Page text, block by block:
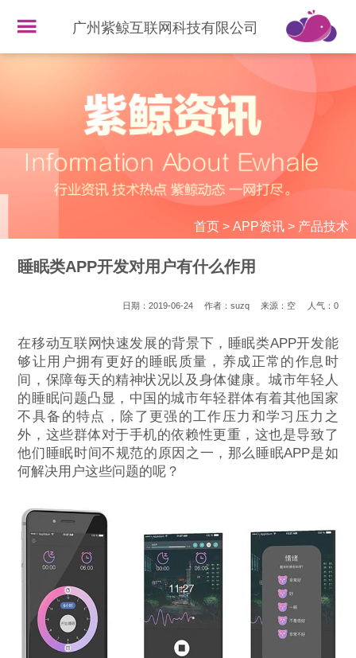
广州紫鲸互联网科技有限公司
首页> APP资讯> 产品技术
睡眠类APP开发对用户有什么作用
日期：2019-06-24 作者：suzq 来源：空 人气： 0
在移动互联网快速发展的背景下，睡眠类APP开发能
够让用户拥有更好的睡眠质量，养成正常的作息时
间，保障每天的精神状况以及身体健康。城市年轻人
的睡眠问题凸显，中国的城市年轻群体有着其他国家
不具备的特点，除了更强的工作压力和学习压力之
外，这些群体对于手机的依赖性更重，这也是导致了
他们睡眠时间不规范的原因之一，那么睡眠APP是如
何解决用户这些问题的呢？